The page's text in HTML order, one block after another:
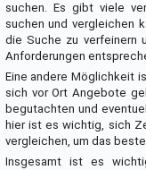
suchen. Es gibt viele
suchen und vergleichen
die Suche zu verfeinern
Anforderungen
Eine andere Möglichkeit
sich vor Ort Angebote
begutachten und
hier ist es wichtig, sich
vergleichen, um das
Insgesamt ist es